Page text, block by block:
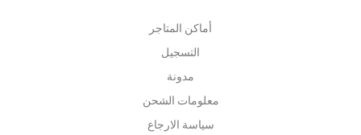
أماكن المتاجر
التسجيل
مدونة
معلومات الشحن
سياسة الارجاع